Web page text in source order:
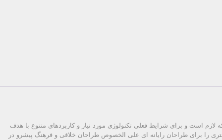
است و برای شرایط فعلی تکنولوژی مورد نیاز و کاربردهای متنوع با هدف
را برای طراحان رایانه ای علی الخصوص طراحان خلاقی و فرهنگ پیشرو در